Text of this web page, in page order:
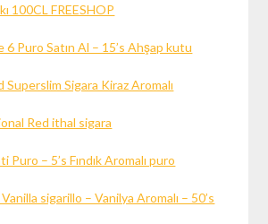
100CL FREESHOP
Puro Satın Al – 15’s Ahşap kutu
Superslim Sigara Kiraz Aromalı
Red ithal sigara
Puro – 5’s Fındık Aromalı puro
sigarillo – Vanilya Aromalı – 50’s